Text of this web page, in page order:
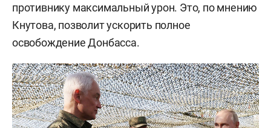
противнику максимальный урон. Это, по мнению
Кнутова, позволит ускорить полное
освобождение Донбасса.